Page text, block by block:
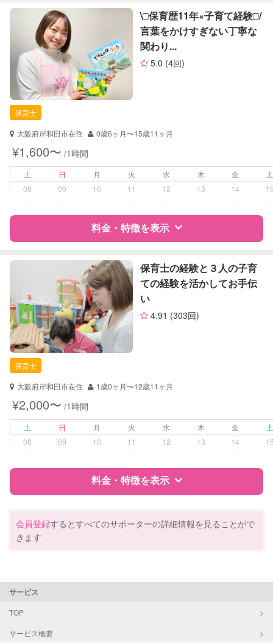
定期予約
お子様の撮影
（定期特典）
対応可能
特徴 料金 レビュー
サポートの特徴
資格
自治体届出済ベビーシッター
対応可能/特徴
子育て経験
病児対応
障がい児対応 対応可否は個別に相談
レッスン 絵・工作レッスン
（定期特典）
対応可能
\□︎保育歴11年×子育て経験□︎/
言葉をかけすぎない丁寧な
関わり...
5.0 (4回)
保育士
大阪府岸和田市在住
0歳6ヶ月〜15歳11ヶ月
¥1,600〜 /1時間
土 日 月 火 水 木 金
08
09 10 11 12 13 14
料金・特徴を表示
特徴 料金 レビュー
サポートの特徴
資格
自治体届出済ベビーシッター
保育士
幼稚園教諭
対応可能/特徴 子育て経験
病児対応
障がい児対応 対応可否は個別に相談
レッスン なし
お子様の撮影
（定期特典）
対応不可
保育士の経験と３人の子育
ての経験を活かしてお手伝
い
4.91 (303回)
保育士
大阪府岸和田市在住
1歳0ヶ月〜12歳11ヶ月
¥2,000〜 /1時間
土 日 月 火 水 木 金
08
09 10 11 12 13 14
料金・特徴を表示
資格
自治体届出済ベビーシッター
対応可能/特徴
会員登録するとすべてのサポーターの詳細情報を見ることがで
きます
サービス
TOP
サービス概要